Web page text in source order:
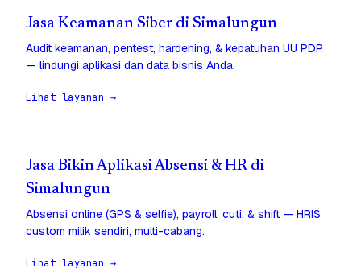
Jasa Keamanan Siber di Simalungun
Audit keamanan, pentest, hardening, & kepatuhan UU PDP
— lindungi aplikasi dan data bisnis Anda.
Lihat layanan →
Jasa Bikin Aplikasi Absensi & HR di
Simalungun
Absensi online (GPS & selfie), payroll, cuti, & shift — HRIS
custom milik sendiri, multi-cabang.
Lihat layanan →